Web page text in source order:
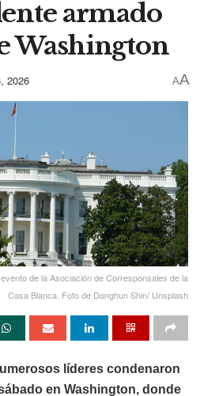
armado
Washington
2026 AA
de la Asociación de Corresponsales de la
Casa Blanca. Foto de Donghun Shin/ Unsplash
líderes condenaron
en Washington, donde